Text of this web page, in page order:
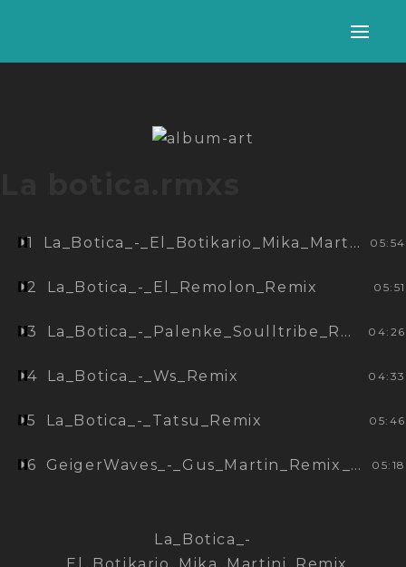
1 La_Botica_-_El_Botikario_Mika_Martini_Remix 05:54
2 La_Botica_-_El_Remolon_Remix 05:51
3 La_Botica_-_Palenke_Soulltribe_Remix 04:26
4 La_Botica_-_Ws_Remix 04:33
5 La_Botica_-_Tatsu_Remix 05:46
6 GeigerWaves_-_Gus_Martin_Remix_bonustrack 05:18
La_Botica_-